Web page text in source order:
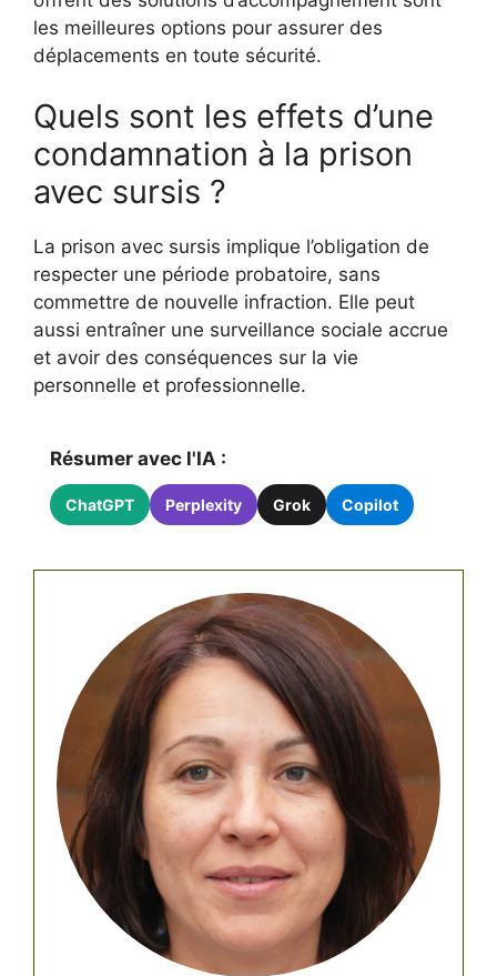
les meilleures options pour assurer des
déplacements en toute sécurité.
Quels sont les effets d’une
condamnation à la prison
avec sursis ?
La prison avec sursis implique l’obligation de
respecter une période probatoire, sans
commettre de nouvelle infraction. Elle peut
aussi entraîner une surveillance sociale accrue
et avoir des conséquences sur la vie
personnelle et professionnelle.
Résumer avec l'IA :
ChatGPT Perplexity Grok Copilot